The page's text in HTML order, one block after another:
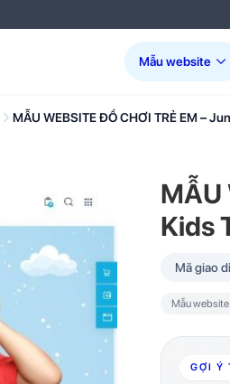
Mẫu website
MẪU WEBSITE ĐỒ CHƠI TRẺ EM –
MẪU
Kids
Mã giao
Mẫu
GỢI Ý